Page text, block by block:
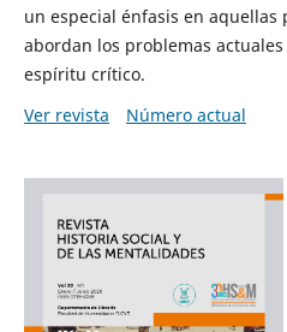
un especial énfasis en aquellas
abordan los problemas
espíritu crítico.
Ver revista
Número actual